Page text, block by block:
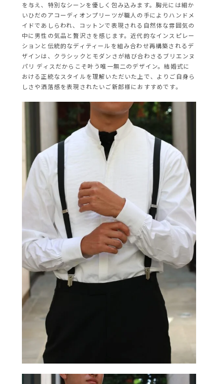
を与え、特別なシーンを優しく包み込みます。胸元には細か
いひだのアコーディオンプリーツが職人の手によりハンドメ
イドであしらわれ、コットンで表現される自然体な雰囲気の
中に男性の気品と贅沢さを感じます。近代的なインスピレー
ションと伝統的なディティールを組み合わせ再構築されるデ
ザインは、クラシックとモダンさが結び合わさるブリエンヌ
パリ ディスだからこそ叶う唯一無二のデザイン。結婚式に
おける正統なスタイルを理解いただいた上で、よりご自身ら
しさや洒落感を表現されたいご新郎様におすすめです。